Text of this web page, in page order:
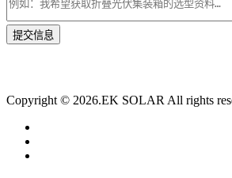
Copyright © 2026.EK SOLAR All rights